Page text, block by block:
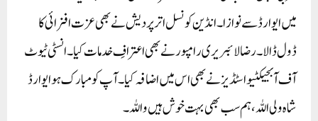
میں ایوارڈ سے نوازا۔ انڈین کونسل اترپردیش نے بھی عزت افزائی کا
ڈول ڈالا۔ رضا لائبریری رامپور نے بھی اعترافِ خدمات کیا۔ انسٹی ٹیوٹ
آف آبجیکٹیو اسٹڈیز نے بھی اس میں اضافہ کیا۔ آپ کو مبارک ہو ایوارڈ
شاہ ولی اللہ، ہم سب بھی بہت خوش ہیں واللہ۔